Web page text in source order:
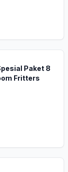
Paket 8
Fritters